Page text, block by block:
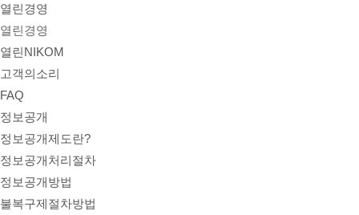
열린경영
열린경영
열린NIKOM
고객의소리
FAQ
정보공개
정보공개제도란?
정보공개처리절차
정보공개방법
불복구제절차방법